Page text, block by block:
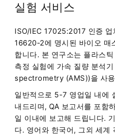
실험 서비스
ISO/IEC 17025:2017 인증
16620-2에 명시된 바이오 매
합니다. 본 연구소는 플라스
측정 실험에 가속 질량 분석
spectrometry (AMS))을 사
일반적으로 5-7 영업일 내에
내드리며, QA 보고서를 포함
일 이내에 보고해 드립니다.
다. 영어와 한국어, 그외 세계